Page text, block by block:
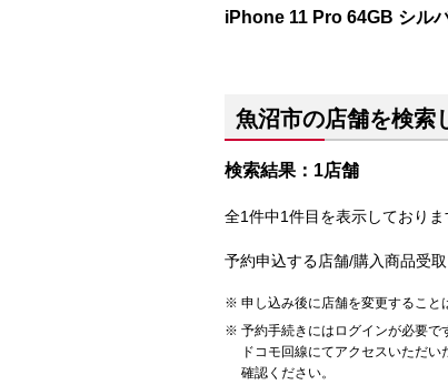
iPhone 11 Pro 64GB シル
魚沼市の店舗を検索
検索結果：1店舗
全1件中1件目を表示しており
予約申込する店舗/購入商品受
申し込み後に店舗を変更すること
予約手続きにはログインが必要で
ドコモ回線にてアクセスいただ
確認ください。